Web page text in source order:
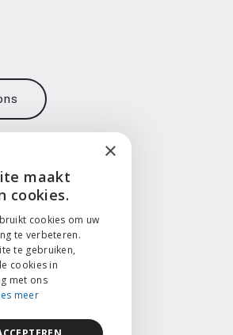
ENGLISH
NEDERLANDS
FRANÇAIS
×
maakt
cookies.
cookies om uw
te verbeteren.
te gebruiken,
cookies in
met ons
meer